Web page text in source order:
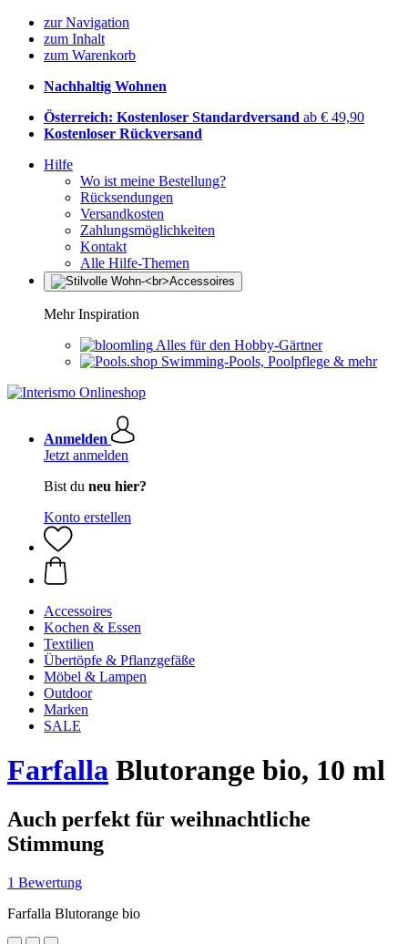
zur Navigation
zum Inhalt
zum Warenkorb
Nachhaltig Wohnen
Österreich: Kostenloser Standardversand ab € 49,90
Kostenloser Rückversand
Hilfe
Wo ist meine Bestellung?
Rücksendungen
Versandkosten
Zahlungsmöglichkeiten
Kontakt
Alle Hilfe-Themen
Mehr Inspiration
Alles für den Hobby-Gärtner
Swimming-Pools, Poolpflege & mehr
Anmelden
Jetzt anmelden
Bist du neu hier?
Konto erstellen
Accessoires
Kochen & Essen
Textilien
Übertöpfe & Pflanzgefäße
Möbel & Lampen
Outdoor
Marken
SALE
Farfalla Blutorange bio, 10 ml
Auch perfekt für weihnachtliche
Stimmung
1 Bewertung
Farfalla Blutorange bio